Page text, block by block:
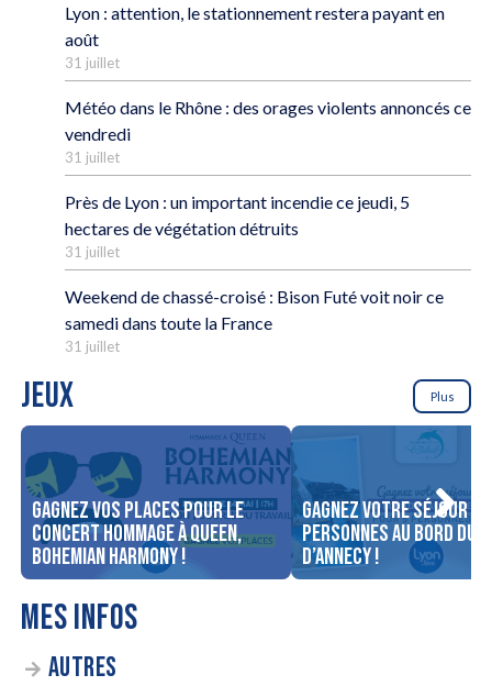
Lyon : attention, le stationnement restera payant en
août
31 juillet
Météo dans le Rhône : des orages violents annoncés ce
vendredi
31 juillet
Près de Lyon : un important incendie ce jeudi, 5
hectares de végétation détruits
31 juillet
Weekend de chassé-croisé : Bison Futé voit noir ce
samedi dans toute la France
31 juillet
JEUX Plus
Gagnez vos places pour le
concert Hommage à Queen,
Bohemian Harmony !
Gagnez votre séjour
personnes au bord du
d’Annecy !
MES INFOS
AUTRES